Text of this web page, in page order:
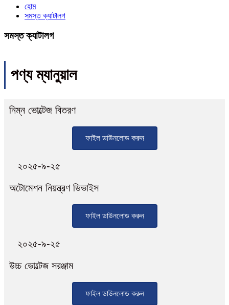
হোম
সমস্ত ক্যাটালগ
সমস্ত ক্যাটালগ
পণ্য ম্যানুয়াল
নিম্ন ভোল্টেজ বিতরণ
ফাইল ডাউনলোড করুন
২০২৫-৯-২৫
অটোমেশন নিয়ন্ত্রণ ডিভাইস
ফাইল ডাউনলোড করুন
২০২৫-৯-২৫
উচ্চ ভোল্টেজ সরঞ্জাম
ফাইল ডাউনলোড করুন